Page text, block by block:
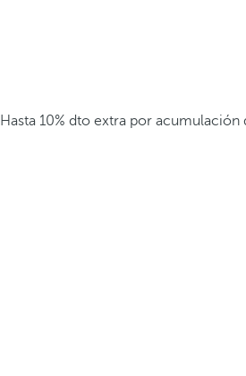
Hasta 10% dto extra por acumulación